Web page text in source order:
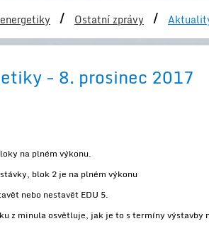
/ Ostatní zprávy /
- 8. prosinec 2017
na plném výkonu.
blok 2 je na plném výkonu
nebo nestavět EDU 5.
z minula osvětluje, jak je to s termíny výstavby